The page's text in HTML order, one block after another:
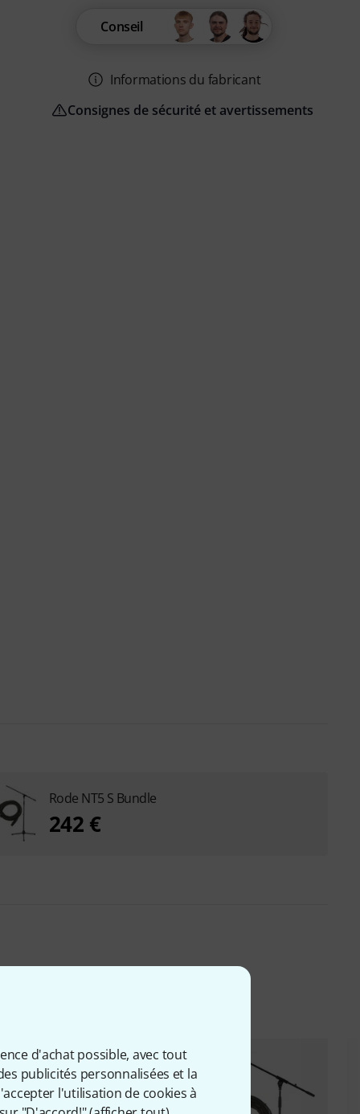
d'achat possible, avec tout
publicités personnalisées et la
l'utilisation de cookies à
Conseil
Informations du fabricant
Consignes de sécurité et avertissements
Rode NT5 S Bundle
242 €